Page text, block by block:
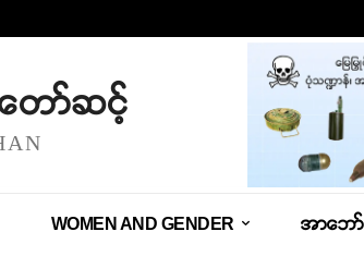
ော်ဆင့်
WOMEN AND GENDER အာဘော်